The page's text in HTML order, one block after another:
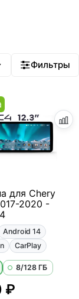
Фильтры
для Chery
2020 -
Android 14
CarPlay
8/128 ГБ
₽